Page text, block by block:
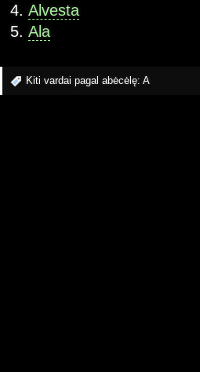
Alvesta
Ala
Kiti vardai pagal abėcėlę: A